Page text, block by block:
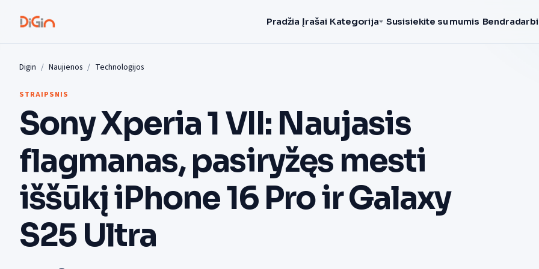
Pradžia Įrašai Kategorija Susisiekite su mumis
Digin Naujienos Technologijos
STRAIPSNIS
Sony Xperia 1 VII: Naujasis
flagmanas, pasiryžęs mesti
iššūkį iPhone 16 Pro ir Galaxy
S25 Ultra